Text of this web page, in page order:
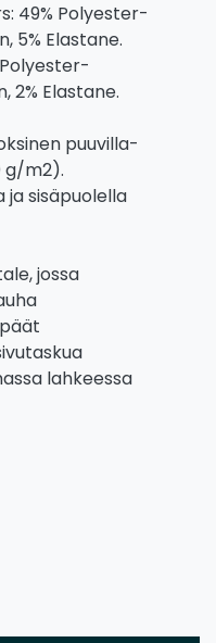
49% Polyester-
5% Elastane.
2% Elastane.
puuvilla-
g/m2).
ja sisäpuolella
jossa
lahkeessa